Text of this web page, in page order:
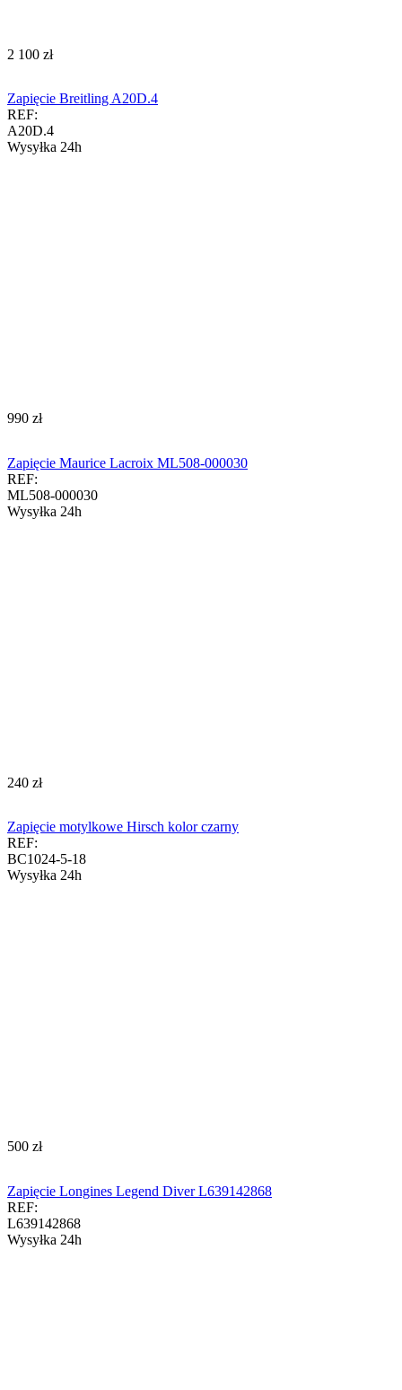
‍2 100‍ zł
Zapięcie Breitling A20D.4
REF:
A20D.4
Wysyłka 24h
‍990‍ zł
Zapięcie Maurice Lacroix ML508-000030
REF:
ML508-000030
Wysyłka 24h
‍240‍ zł
Zapięcie motylkowe Hirsch kolor czarny
REF:
BC1024-5-18
Wysyłka 24h
‍500‍ zł
Zapięcie Longines Legend Diver L639142868
REF:
L639142868
Wysyłka 24h